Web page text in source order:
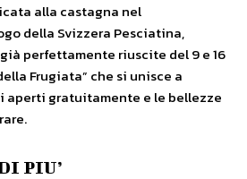
alla castagna nel
della Svizzera Pesciatina,
perfettamente riuscite del 9 e 16
Frugiata” che si unisce a
aperti gratuitamente e le bellezze
PIU’